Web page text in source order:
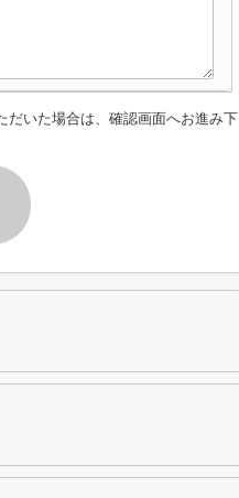
だいた場合は、確認画面へお進み下